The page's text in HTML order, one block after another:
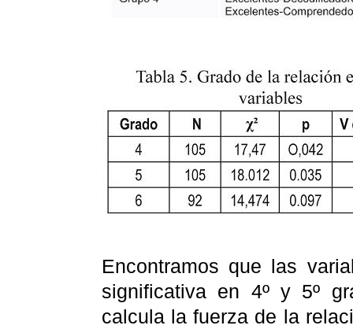
Encontramos que las
significativa en 4º y 5º
calcula la fuerza de la